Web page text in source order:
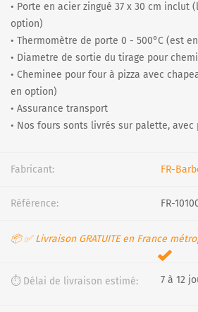
• Porte en acier zingué 37 x 30 cm inclut
option)
• Thermomètre de porte 0 - 500°C (est
• Diametre de sortie du tirage pour
• Cheminee pour four à pizza avec
en option)
• Assurance transport
• Nos fours sonts livrés sur palette, avec
Fabricant: FR-
Référence: FR-
📦 ✅ Livraison GRATUITE en France
⏱️ Délai de livraison estimé: 7 à 12